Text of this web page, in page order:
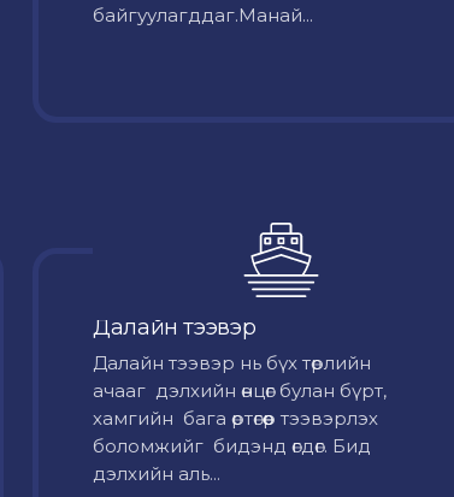
байгуулагддаг.Манай...
Далайн тээвэр
Далайн тээвэр нь бүх төрлийн
ачааг дэлхийн өнцөг булан бүрт,
хамгийн бага өртөгөөр тээвэрлэх
боломжийг бидэнд өгдөг. Бид
дэлхийн аль...